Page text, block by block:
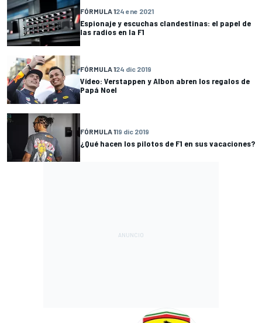
FÓRMULA 124 ene 2021
Espionaje y escuchas clandestinas: el papel de
las radios en la F1
FÓRMULA 124 dic 2019
Vídeo: Verstappen y Albon abren los regalos de
Papá Noel
FÓRMULA 119 dic 2019
¿Qué hacen los pilotos de F1 en sus vacaciones?